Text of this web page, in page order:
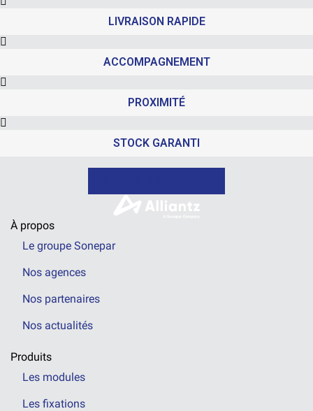
LIVRAISON RAPIDE
ACCOMPAGNEMENT
PROXIMITÉ
STOCK GARANTI
À propos
Le groupe Sonepar
Nos agences
Nos partenaires
Nos actualités
Produits
Les modules
Les fixations